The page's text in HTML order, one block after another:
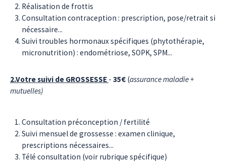
Réalisation de frottis
Consultation contraception : prescription, pose/retrait si
nécessaire...
Suivi troubles hormonaux spécifiques (phytothérapie,
micronutrition) : endométriose, SOPK, SPM...
2.Votre suivi de GROSSESSE - 35€ (assurance maladie +
mutuelles)
Consultation préconception / fertilité
Suivi mensuel de grossesse : examen clinique,
prescriptions nécessaires...
Télé consultation (voir rubrique spécifique)